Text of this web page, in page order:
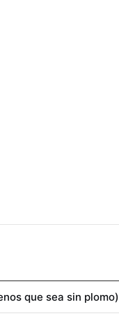
que sea sin plomo)